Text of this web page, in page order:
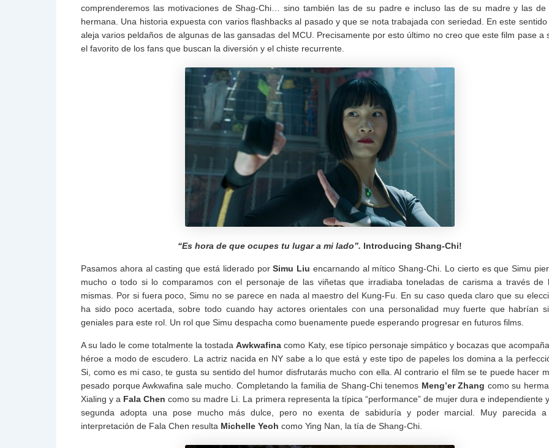
comprenderemos las motivaciones de Shag-Chi… sino también las de su padre e incluso las de su madre y las de
hermana. Una historia expuesta con varios flashbacks al pasado y que se nota trabajada con seriedad. En este sentido
aleja varios peldaños de algunas de las gansadas del MCU. Precisamente por esto último no creo que este film pase a
el favorito de los fans que buscan la diversión y el chiste recurrente.
“Es hora de que ocupes tu lugar a mi lado”. Introducing Shang-Chi!
Pasamos ahora al casting que está liderado porSimu Liu encarnando al mítico Shang-Chi. Lo cierto es que Simu
mucho o todo si lo comparamos con el personaje de las viñetas que irradiaba toneladas de carisma a través de
mismas. Por si fuera poco, Simu no se parece en nada al maestro del Kung-Fu. En su caso queda claro que su
ha sido poco acertada, sobre todo cuando hay actores orientales con una personalidad muy fuerte que habrían
geniales para este rol. Un rol que Simu despacha como buenamente puede esperando progresar en futuros films.
A su lado le come totalmente la tostadaAwkwafina como Katy, ese típico personaje simpático y bocazas que
héroe a modo de escudero. La actriz nacida en NY sabe a lo que está y este tipo de papeles los domina a la
Si, como es mi caso, te gusta su sentido del humor disfrutarás mucho con ella. Al contrario el film se te puede hacer
pesado porque Awkwafina sale mucho. Completando la familia de Shang-Chi tenemos Meng’er Zhang como su
Xialing y a Fala Chen como su madre Li. La primera representa la típica “performance” de mujer dura e independiente
segunda adopta una pose mucho más dulce, pero no exenta de sabiduría y poder marcial. Muy parecida
interpretación de Fala Chen resulta Michelle Yeoh como Ying Nan, la tía de Shang-Chi.